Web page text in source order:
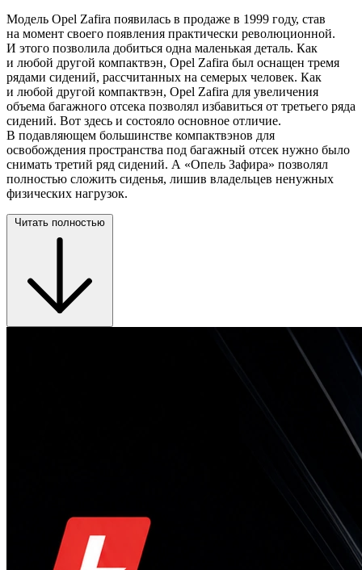
Модель Opel Zafira появилась в продаже в 1999 году, став
на момент своего появления практически революционной.
И этого позволила добиться одна маленькая деталь. Как
и любой другой компактвэн, Opel Zafira был оснащен тремя
рядами сидений, рассчитанных на семерых человек. Как
и любой другой компактвэн, Opel Zafira для увеличения
объема багажного отсека позволял избавиться от третьего ряда
сидений. Вот здесь и состояло основное отличие.
В подавляющем большинстве компактвэнов для
освобождения пространства под багажный отсек нужно было
снимать третий ряд сидений. А «Опель Зафира» позволял
полностью сложить сиденья, лишив владельцев ненужных
физических нагрузок.
Читать полностью